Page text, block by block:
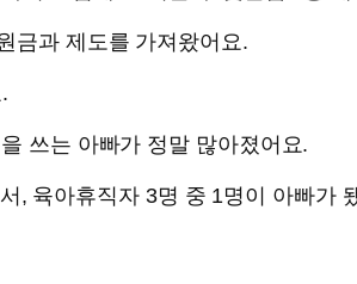
금과 제도를 가져왔어요.
쓰는 아빠가 정말 많아졌어요.
, 육아휴직자 3명 중 1명이 아빠가